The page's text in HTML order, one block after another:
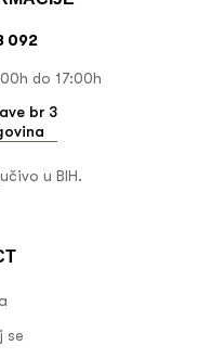
se
092
do 17:00h
br 3
u BIH.